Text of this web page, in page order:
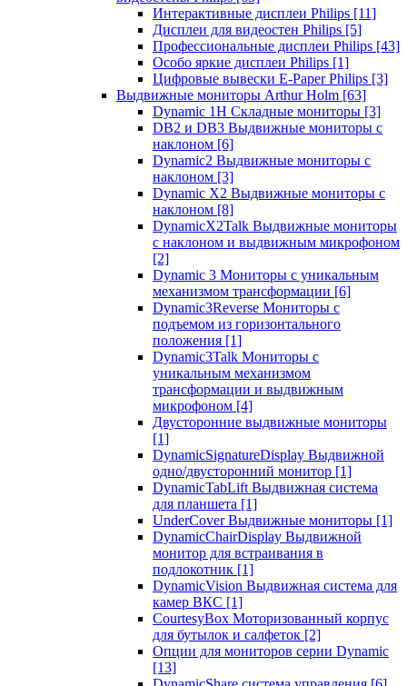
Интерактивные дисплеи Philips [11]
Дисплеи для видеостен Philips [5]
Профессиональные дисплеи Philips [43]
Особо яркие дисплеи Philips [1]
Цифровые вывески E-Paper Philips [3]
Выдвижные мониторы Arthur Holm [63]
Dynamic 1Н Складные мониторы [3]
DB2 и DB3 Выдвижные мониторы с
наклоном [6]
Dynamic2 Выдвижные мониторы с
наклоном [3]
Dynamic X2 Выдвижные мониторы с
наклоном [8]
DynamicX2Talk Выдвижные мониторы
с наклоном и выдвижным микрофоном
[2]
Dynamic 3 Мониторы с уникальным
механизмом трансформации [6]
Dynamic3Reverse Мониторы с
подъемом из горизонтального
положения [1]
Dynamic3Talk Мониторы с
уникальным механизмом
трансформации и выдвижным
микрофоном [4]
Двусторонние выдвижные мониторы
[1]
DynamicSignatureDisplay Выдвижной
одно/двусторонний монитор [1]
DynamicTabLift Выдвижная система
для планшета [1]
UnderCover Выдвижные мониторы [1]
DynamicChairDisplay Выдвижной
монитор для встраивания в
подлокотник [1]
DynamicVision Выдвижная система для
камер ВКС [1]
CourtesyBox Моторизованный корпус
для бутылок и салфеток [2]
Опции для мониторов серии Dynamic
[13]